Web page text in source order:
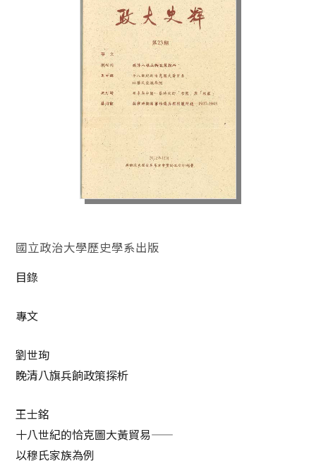
國立政治大學歷史學系出版
目錄
專文
劉世珣
睌清八旗兵餉政策探析
王士銘
十八世紀的恰克圖大黃貿易——
以穆氏家族為例